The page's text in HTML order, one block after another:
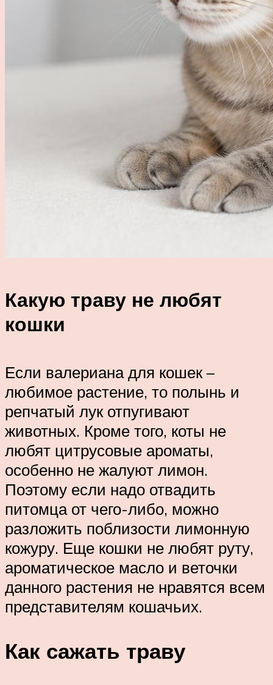
Какую траву не любят
кошки
Если валериана для кошек –
любимое растение, то полынь и
репчатый лук отпугивают
животных. Кроме того, коты не
любят цитрусовые ароматы,
особенно не жалуют лимон.
Поэтому если надо отвадить
питомца от чего-либо, можно
разложить поблизости лимонную
кожуру. Еще кошки не любят руту,
ароматическое масло и веточки
данного растения не нравятся всем
представителям кошачьих.
Как сажать траву